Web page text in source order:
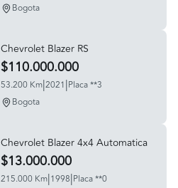
Bogota
Chevrolet Blazer RS
$110.000.000
53.200 Km|2021|Placa **3
Bogota
Chevrolet Blazer 4x4 Automatica
$13.000.000
215.000 Km|1998|Placa **0